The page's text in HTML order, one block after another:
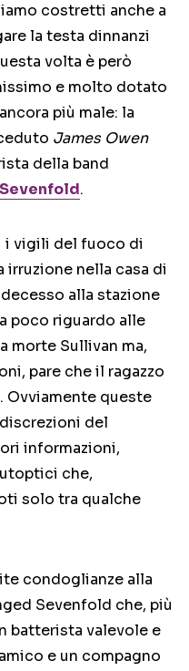
costretti anche a
la testa dinnanzi
volta è però
e molto dotato
più male: la
James Owen
della band
.
i vigili del fuoco di
nella casa di
alla stazione
poco riguardo alle
morte Sullivan ma,
pare che il ragazzo
Ovviamente queste
del
informazioni,
che,
solo tra qualche
condoglianze alla
Sevenfold che, più
batterista valevole e
e un compagno